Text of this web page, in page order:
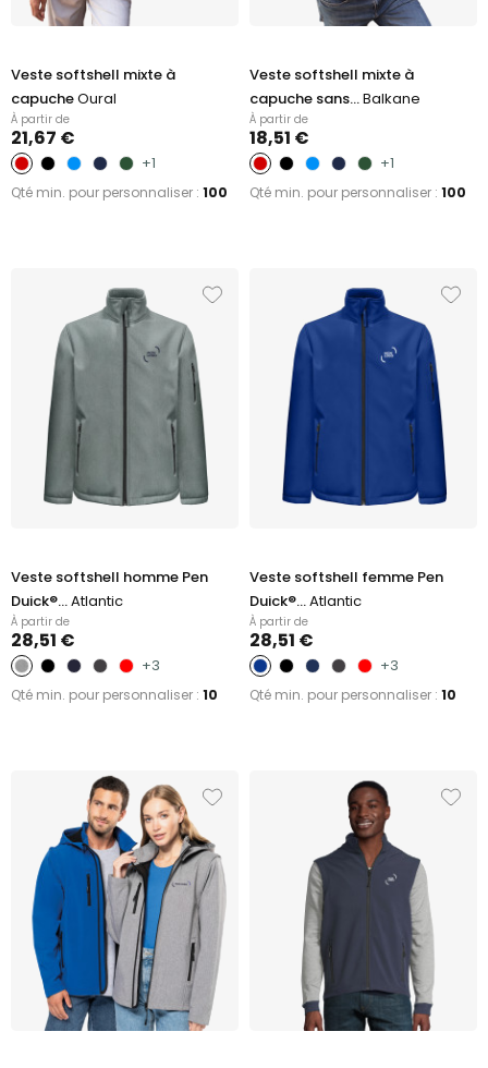
Veste softshell mixte à
capucheOural
À partir de
21,67 €
+1
Qté min. pour personnaliser : 100
Veste softshell mixte à
capuche sans...Balkane
À partir de
18,51 €
+1
Qté min. pour personnaliser : 100
Veste softshell homme Pen
Duick®...Atlantic
À partir de
28,51 €
+3
Qté min. pour personnaliser : 10
Veste softshell femme Pen
Duick®...Atlantic
À partir de
28,51 €
+3
Qté min. pour personnaliser : 10